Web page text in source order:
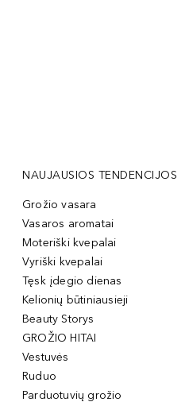
NAUJAUSIOS TENDENCIJOS
Grožio vasara
Vasaros aromatai
Moteriški kvepalai
Vyriški kvepalai
Tęsk įdegio dienas
Kelionių būtiniausieji
Beauty Storys
GROŽIO HITAI
Vestuvės
Ruduo
Parduotuvių grožio